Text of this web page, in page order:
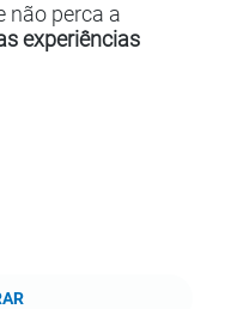
não perca a
experiências